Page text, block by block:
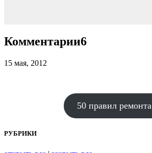
Комментарии6
15 мая, 2012
50 правил ремонта
РУБРИКИ